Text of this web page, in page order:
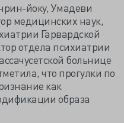
йоку, Умадеви
медицинских наук,
Гарвардской
отдела психиатрии
больнице
что прогулки по
как
образа